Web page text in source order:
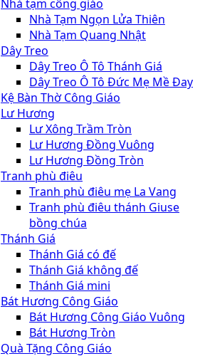
Nhà tạm công giáo
Nhà Tạm Ngọn Lửa Thiên
Nhà Tạm Quang Nhật
Dây Treo
Dây Treo Ô Tô Thánh Giá
Dây Treo Ô Tô Đức Mẹ Mề Đay
Kệ Bàn Thờ Công Giáo
Lư Hương
Lư Xông Trầm Tròn
Lư Hương Đồng Vuông
Lư Hương Đồng Tròn
Tranh phù điêu
Tranh phù điêu mẹ La Vang
Tranh phù điêu thánh Giuse
bồng chúa
Thánh Giá
Thánh Giá có đế
Thánh Giá không đế
Thánh Giá mini
Bát Hương Công Giáo
Bát Hương Công Giáo Vuông
Bát Hương Tròn
Quà Tặng Công Giáo